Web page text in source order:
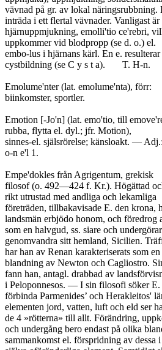
vävnad på gr. av lokal näringsrubbning.
inträda i ett flertal vävnader. Vanligast är
hjärnuppmjukning, emolli'tio ce'rebri,
uppkommer vid blodpropp (se d. o.) el.
embo-lus i hjärnans kärl. En e.
cystbildning (se C y s t a).	T. H-n.
Emolume'nter (lat. emolume'nta), förr:
biinkomster, sportler.
Emotion [-Jo'n] (lat. emo'tio, till
rubba, flytta el. dyl.; jfr. Motion),
sinnes-el. själsrörelse; känsloakt. —
o-n e'l 1.
Empe'dokles från Agrigentum, grekisk
filosof (o. 492—424 f. Kr.). Högättad
rikt utrustad med andliga och lekamliga
företräden, tillbakavisade E. den krona,
landsmän erbjödo honom, och föredrog
som en halvgud, ss. siare och
genomvandra sitt hemland, Sicilien.
har han av Renan karakteriserats som en
blandning av Newton och Cagliostro.
fann han, antagl. drabbad av
i Peloponnesos. — I sin filosofi söker E.
förbinda Parmenides’ och Herakleitos'
elementen jord, vatten, luft och eld ser
de 4 »rötterna» till allt. Förändring,
och undergång bero endast på olika
sammankomst el. förspridning av dessa